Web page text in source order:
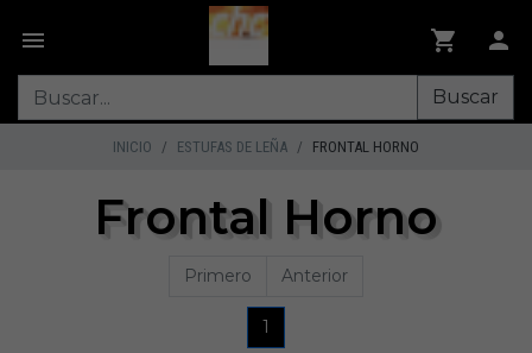
Buscar
INICIO ESTUFAS DE LEÑA FRONTAL HORNO
Frontal Horno
Primero Anterior
1